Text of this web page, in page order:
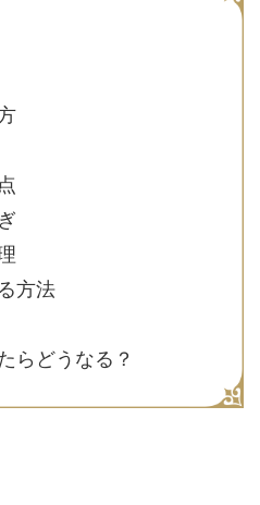
方法
らどうなる？